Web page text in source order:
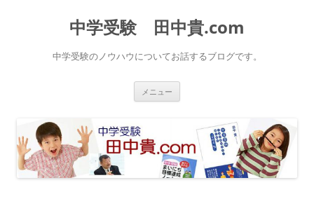
中学受験 田中貴.com
中学受験のノウハウについてお話するブログです。
メニュー
ス
キ
ッ
プ